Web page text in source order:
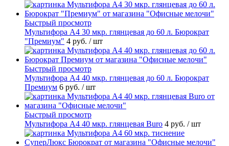
Быстрый просмотр
Мультифора А4 30 мкр. глянцевая до 60 л. Бюрократ
"Премиум" 4 руб. / шт
Быстрый просмотр
Мультифора А4 40 мкр. глянцевая до 60 л. Бюрократ
Премиум 6 руб. / шт
Быстрый просмотр
Мультифора А4 40 мкр. глянцевая Buro 4 руб. / шт